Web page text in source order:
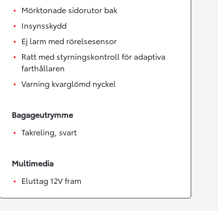
Mörktonade sidorutor bak
Insynsskydd
Ej larm med rörelsesensor
Ratt med styrningskontroll för adaptiva
farthållaren
Varning kvarglömd nyckel
Bagageutrymme
Takreling, svart
Multimedia
Eluttag 12V fram